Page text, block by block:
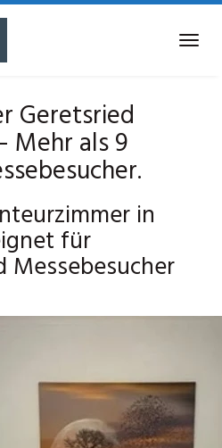
Geretsried
Mehr als 9
in
für
Messebesucher